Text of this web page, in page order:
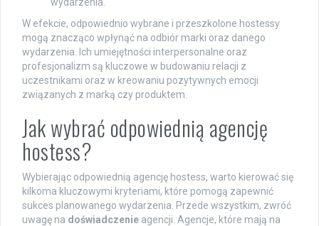
W efekcie, odpowiednio wybrane i przeszkolone hostessy
mogą znacząco wpłynąć na odbiór marki oraz danego
wydarzenia. Ich umiejętności interpersonalne oraz
profesjonalizm są kluczowe w budowaniu relacji z
uczestnikami oraz w kreowaniu pozytywnych emocji
związanych z marką czy produktem.
Jak wybrać odpowiednią agencję
hostess?
Wybierając odpowiednią agencję hostess, warto kierować się
kilkoma kluczowymi kryteriami, które pomogą zapewnić
sukces planowanego wydarzenia. Przede wszystkim, zwróć
uwagę na doświadczenie agencji. Agencje, które mają na